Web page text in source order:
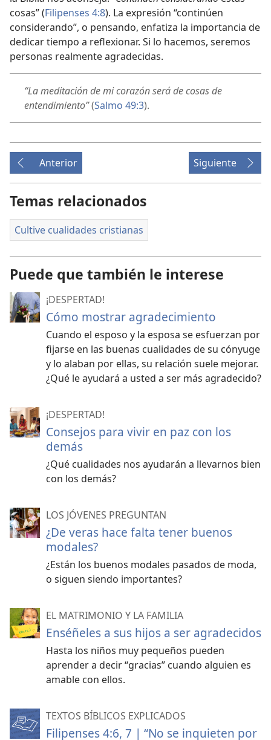
cosas” (Filipenses 4:8). La expresión “continúen
considerando”, o pensando, enfatiza la importancia de
dedicar tiempo a reflexionar. Si lo hacemos, seremos
personas realmente agradecidas.
“La meditación de mi corazón será de cosas de
entendimiento”(Salmo 49:3).
Anterior Siguiente
Temas relacionados
Cultive cualidades cristianas
Puede que también le interese
¡DESPERTAD!
Cómo mostrar agradecimiento
Cuando el esposo y la esposa se esfuerzan por
fijarse en las buenas cualidades de su cónyuge
y lo alaban por ellas, su relación suele mejorar.
¿Qué le ayudará a usted a ser más agradecido?
¡DESPERTAD!
Consejos para vivir en paz con los
demás
¿Qué cualidades nos ayudarán a llevarnos bien
con los demás?
LOS JÓVENES PREGUNTAN
¿De veras hace falta tener buenos
modales?
¿Están los buenos modales pasados de moda,
o siguen siendo importantes?
EL MATRIMONIO Y LA FAMILIA
Enséñeles a sus hijos a ser agradecidos
Hasta los niños muy pequeños pueden
aprender a decir “gracias” cuando alguien es
amable con ellos.
TEXTOS BÍBLICOS EXPLICADOS
Filipenses 4:6, 7 | “No se inquieten por